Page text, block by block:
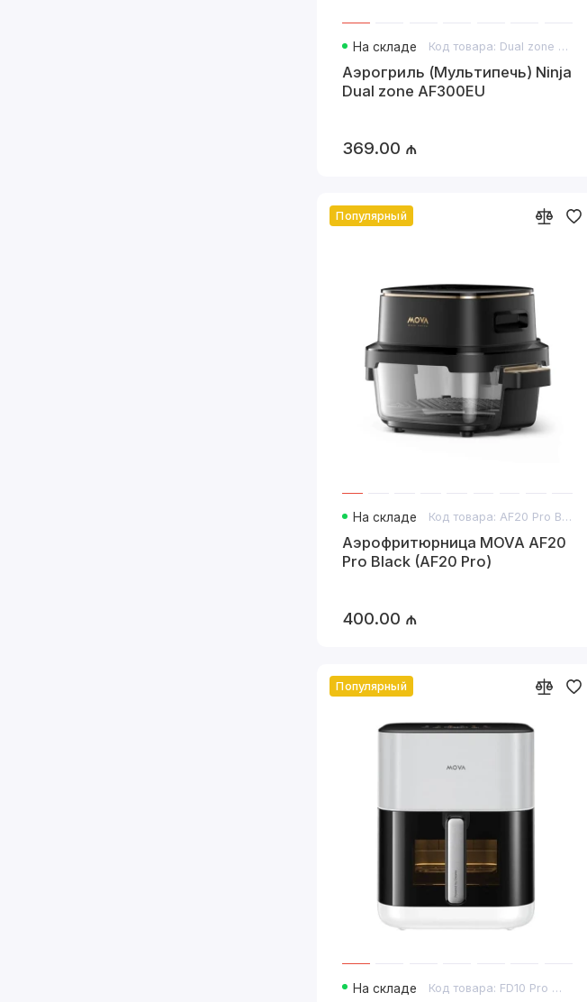
На складе Код товара: Dual zone AF300EU
Аэрогриль (Мультипечь) Ninja
Dual zone AF300EU
369.00 ₼
Популярный
На складе Код товара: AF20 Pro Black
Аэрофритюрница MOVA AF20
Pro Black (AF20 Pro)
400.00 ₼
Популярный
На складе Код товара: FD10 Pro White